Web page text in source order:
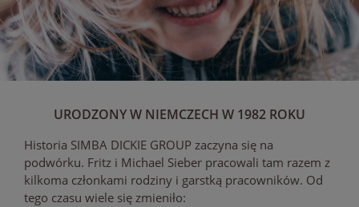
URODZONY W NIEMCZECH W 1982 ROKU
Historia SIMBA DICKIE GROUP zaczyna się na
podwórku. Fritz i Michael Sieber pracowali tam razem z
kilkoma członkami rodziny i garstką pracowników. Od
tego czasu wiele się zmieniło: